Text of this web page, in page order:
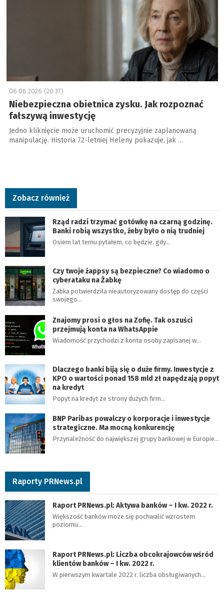
06.08.2026 (20:37)
Niebezpieczna obietnica zysku. Jak rozpoznać
fałszywą inwestycję
Jedno kliknięcie może uruchomić precyzyjnie zaplanowaną
manipulację. Historia 72-letniej Heleny pokazuje, jak …
Zobacz również
Rząd radzi trzymać gotówkę na czarną godzinę.
Banki robią wszystko, żeby było o nią trudniej
Osiem lat temu pytałem, co będzie, gdy…
Czy twoje żappsy są bezpieczne? Co wiadomo o
cyberataku na Żabkę
Żabka potwierdziła nieautoryzowany dostęp do części
swojego…
Znajomy prosi o głos na Zofię. Tak oszuści
przejmują konta na WhatsAppie
Wiadomość przychodzi z konta osoby zapisanej w…
Dlaczego banki biją się o duże firmy. Inwestycje z
KPO o wartości ponad 158 mld zł napędzają popyt
na kredyt
Popyt na kredyt ze strony dużych firm…
BNP Paribas powalczy o korporacje i inwestycje
strategiczne. Ma mocną konkurencję
Przynależność do największej grupy bankowej w Europie…
Raporty PRNews.pl
Raport PRNews.pl: Aktywa banków – I kw. 2022 r.
Większość banków może się pochwalić wzrostem
poziomu…
Raport PRNews.pl: Liczba obcokrajowców wśród
klientów banków – I kw. 2022 r.
W pierwszym kwartale 2022 r. liczba obsługiwanych…